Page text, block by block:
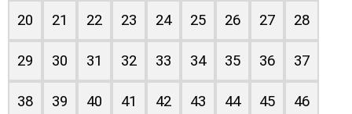
20 21 22 23 24 25 26 27 28
29 30 31 32 33 34 35 36 37
38 39 40 41 42 43 44 45 46